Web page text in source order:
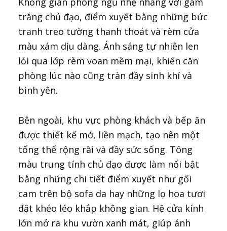
trắng chủ đạo, điểm xuyết bằng những bức
tranh treo tường thanh thoát và rèm cửa
màu xám dịu dàng. Ánh sáng tự nhiên len
lỏi qua lớp rèm voan mềm mại, khiến căn
phòng lúc nào cũng tràn đầy sinh khí và
bình yên.
Bên ngoài, khu vực phòng khách và bếp ăn
được thiết kế mở, liền mạch, tạo nên một
tổng thể rộng rãi và đầy sức sống. Tông
màu trung tính chủ đạo được làm nổi bật
bằng những chi tiết điểm xuyết như gối
cam trên bộ sofa da hay những lọ hoa tươi
đặt khéo léo khắp không gian. Hệ cửa kính
lớn mở ra khu vườn xanh mát, giúp ánh